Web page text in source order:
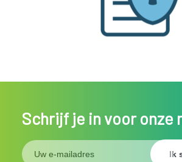
Schrijf je in voor onze